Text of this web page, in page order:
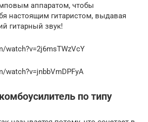
аппаратом, чтобы
настоящим гитаристом, выдавая
гитарный звук!
watch?v=2j6msTWzVcY
watch?v=jnbbVmDPFyA
по типу